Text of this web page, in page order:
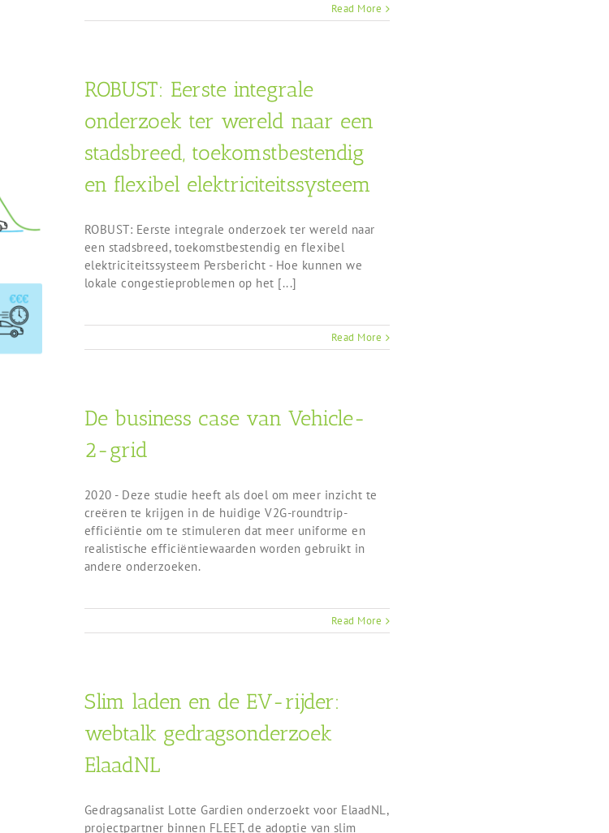
Read More
ROBUST: Eerste integrale
onderzoek ter wereld naar een
stadsbreed, toekomstbestendig
en flexibel elektriciteitssysteem
ROBUST: Eerste integrale onderzoek ter wereld naar
een stadsbreed, toekomstbestendig en flexibel
elektriciteitssysteem Persbericht - Hoe kunnen we
lokale congestieproblemen op het [...]
Read More
De business case van Vehicle-
2-grid
2020 - Deze studie heeft als doel om meer inzicht te
creëren te krijgen in de huidige V2G-roundtrip-
efficiëntie om te stimuleren dat meer uniforme en
realistische efficiëntiewaarden worden gebruikt in
andere onderzoeken.
Read More
Slim laden en de EV-rijder:
webtalk gedragsonderzoek
ElaadNL
Gedragsanalist Lotte Gardien onderzoekt voor ElaadNL,
projectpartner binnen FLEET, de adoptie van slim